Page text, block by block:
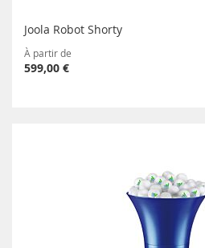
Joola Robot Shorty
À partir de
599,00 €